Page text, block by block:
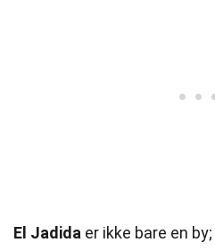
El Jadida er ikke bare en